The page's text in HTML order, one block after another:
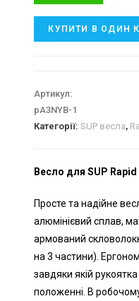
КУПИТИ В ОДИН
Артикул:
pA3NYB-1
Категорії:SUP весла,
Весло для SUP
Просте та надійне
алюмінієвий сплав,
армований
на 3 частини).
завдяки якій
положенні. В